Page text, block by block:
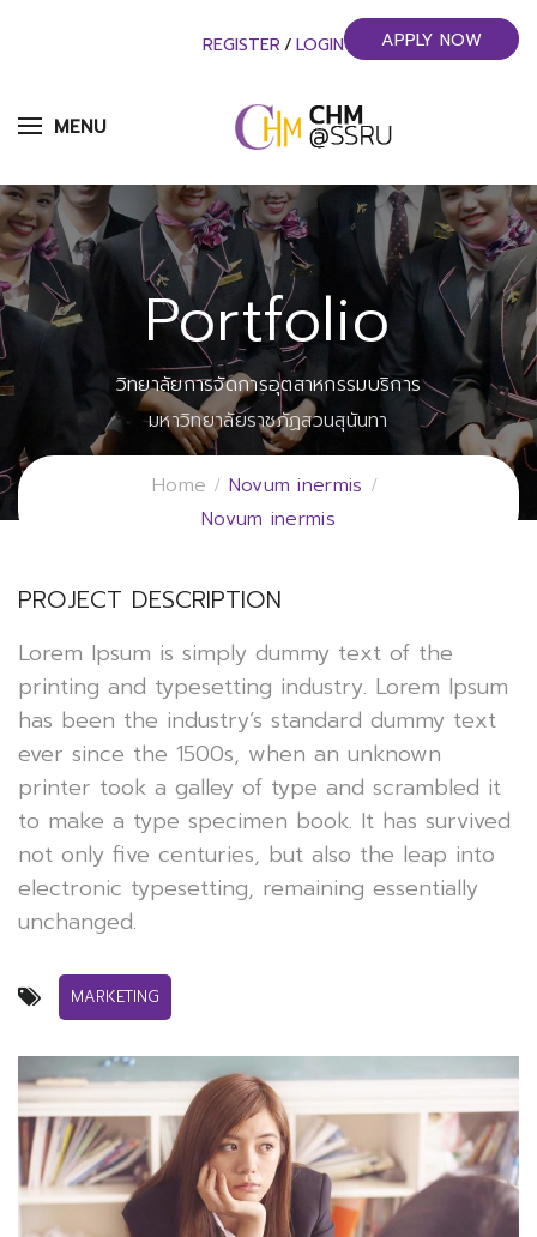
MENU
REGISTER / LOGIN APPLY NOW
Portfolio
วิทยาลัยการจัดการอุตสาหกรรมบริการ
มหาวิทยาลัยราชภัฏสวนสุนันทา
Home
Novum inermis
Novum inermis
PROJECT DESCRIPTION
Lorem Ipsum is simply dummy text of the
printing and typesetting industry. Lorem Ipsum
has been the industry’s standard dummy text
ever since the 1500s, when an unknown
printer took a galley of type and scrambled it
to make a type specimen book. It has survived
not only five centuries, but also the leap into
electronic typesetting, remaining essentially
unchanged.
MARKETING